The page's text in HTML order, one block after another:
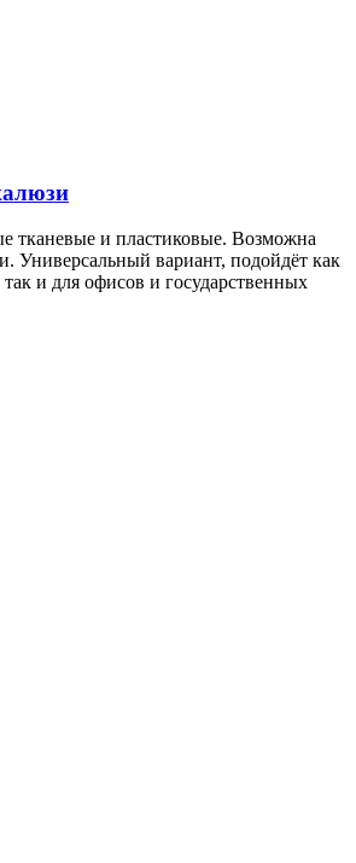
тканевые и пластиковые. Возможна
Универсальный вариант, подойдёт как
и для офисов и государственных